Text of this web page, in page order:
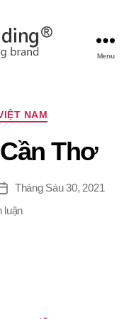
Menu
NAM
Thơ
Ngày
đăng
Tháng Sáu 30, 2021
luậnở